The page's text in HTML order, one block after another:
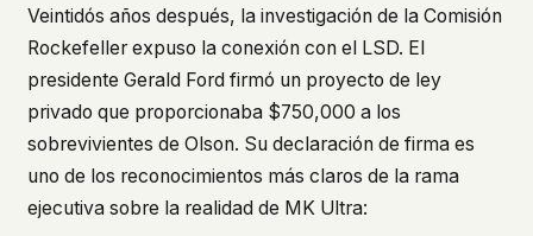
Veintidós años después, la investigación de la Comisión
Rockefeller expuso la conexión con el LSD. El
presidente Gerald Ford firmó un proyecto de ley
privado que proporcionaba $750,000 a los
sobrevivientes de Olson. Su declaración de firma es
uno de los reconocimientos más claros de la rama
ejecutiva sobre la realidad de MK Ultra: